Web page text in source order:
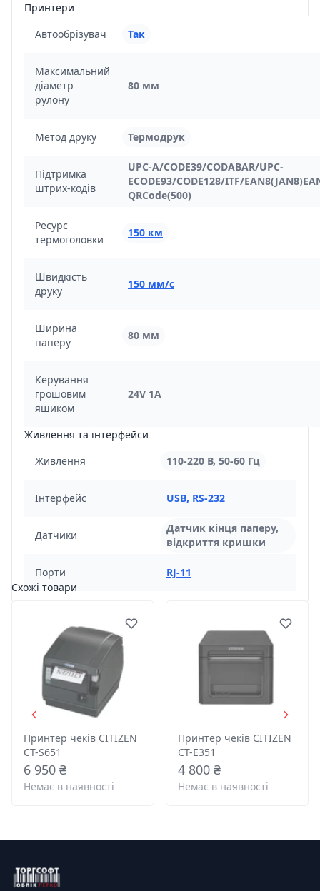
Принтери
Автообрізувач
Так
Максимальний
діаметр
рулону
80 мм
Метод друку Термодрук
Підтримка
штрих-кодів
UPC-A/CODE39/CODABAR/UPC-
ECODE93/CODE128/ITF/
QRCode(500)
Ресурс
термоголовки
150 км
Швидкість
друку
150 мм/с
Ширина
паперу
80 мм
Керування
грошовим
яшиком
24V 1A
Живлення та інтерфейси
Живлення
110-220 В, 50-60 Гц
Інтерфейс USB, RS-232
Датчики
Датчик кінця паперу,
відкриття кришки
Порти
RJ-11
Схожі товари
Принтер чеків CITIZEN
CT-S651
6 950 ₴
Немає в наявності
Принтер чеків CITIZEN
CT-E351
4 800 ₴
Немає в наявності